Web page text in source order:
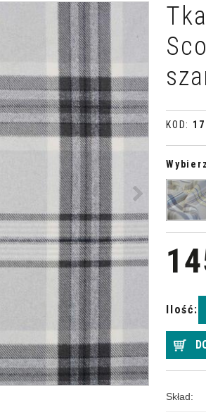
KOD:
Ilość:
Skład: